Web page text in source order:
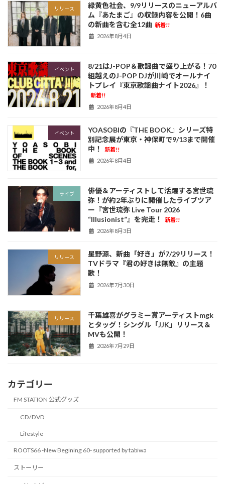
リリース
緑黄色社会、9/9リリースのニューアルバ
ム『あたまご』の収録内容を公開！6曲
の新曲を含む全12曲 新着!!
2026年8月4日
イベント
8/21はJ-POP＆歌謡曲で盛り上がる！70
組越えのJ-POP DJが川崎でオールナイ
トプレイ『東京歌謡曲ナイト2026』！
新着!!
2026年8月4日
イベント
YOASOBIの『THE BOOK』シリーズ特
別記念展が東京・神保町で9/13まで開催
中！
新着!!
2026年8月4日
ライブ
俳優＆アーティストして活躍する宮世琉
弥！が約2年ぶりに開催したライブツア
ー『宮世琉弥 Live Tour 2026
“Illusionist”』を完走！
新着!!
2026年8月3日
リリース
星野源、新曲「好き」が7/29リリース！
TVドラマ『君の好きは無敵』の主題
歌！
2026年7月30日
リリース
千葉雄喜がグラミー賞アーティストmgk
とタッグ！シングル「JJK」リリース＆
MVも公開！
2026年7月29日
カテゴリー
FM STATION 公式グッズ
CD/DVD
Lifestyle
ROOTS66 -New Begining 60- supported by tabiwa
ストーリー